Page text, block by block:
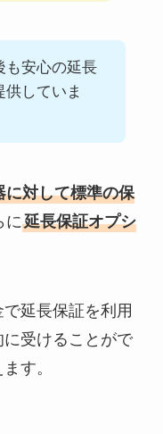
も安心の延長
していま
に対して標準の保
に延長保証オプシ
延長保証を利用
受けることがで
す。